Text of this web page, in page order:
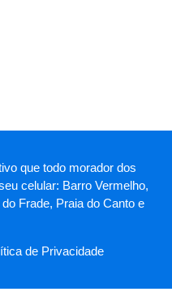
que todo morador dos
celular: Barro Vermelho,
Frade, Praia do Canto e
de Privacidade